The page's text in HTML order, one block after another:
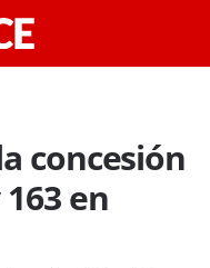
concesión
en